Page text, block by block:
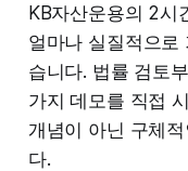
KB자산운용의 2시
얼마나 실질적으로
습니다. 법률 검토
가지 데모를 직접
개념이 아닌 구체
다.